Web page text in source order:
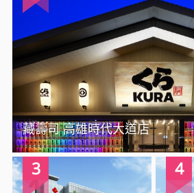
藏壽司 高雄時代大道店
3 4